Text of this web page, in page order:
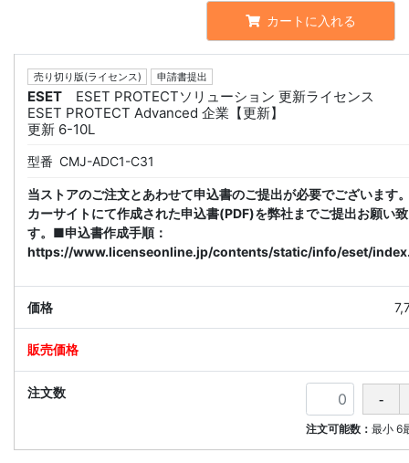
カートに入れる
売り切り版(ライセンス) 申請書提出
ESET
ESET PROTECTソリューション 更新ライセンス
ESET PROTECT Advanced 企業【更新】
更新 6-10L
型番 CMJ-ADC1-C31
当ストアのご注文とあわせて申込書のご提出が必要でございます
カーサイトにて作成された申込書(PDF)を弊社までご提出お願い
す。■申込書作成手順：
https://www.licenseonline.jp/contents/static/info/eset/
注文可能数： 最小 6